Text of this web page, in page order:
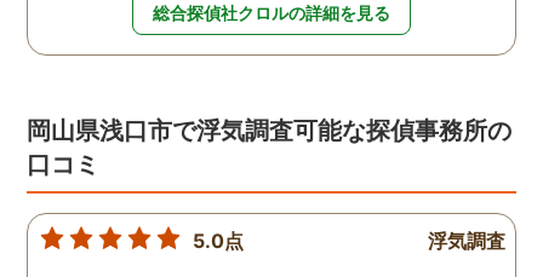
総合探偵社クロルの詳細を見る
岡山県浅口市で浮気調査可能な探偵事務所の
口コミ
5.0点 浮気調査